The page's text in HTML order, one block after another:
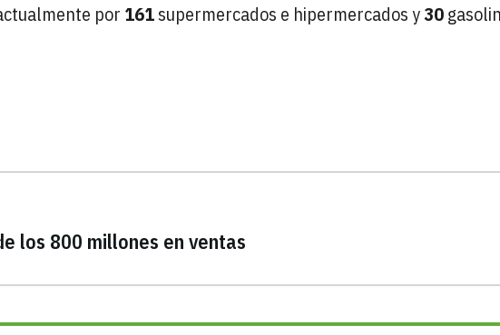
por 161supermercados e hipermercados y30
los 800 millones en ventas